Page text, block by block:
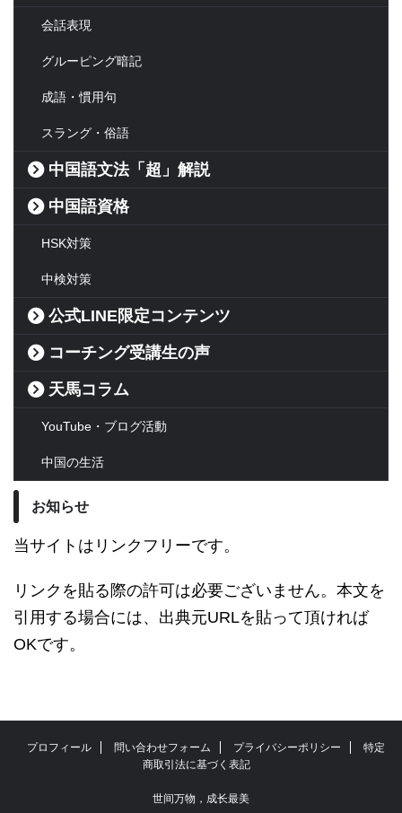
会話表現
グルーピング暗記
成語・慣用句
スラング・俗語
中国語文法「超」解説
中国語資格
HSK対策
中検対策
公式LINE限定コンテンツ
コーチング受講生の声
天馬コラム
YouTube・ブログ活動
中国の生活
お知らせ
当サイトはリンクフリーです。
リンクを貼る際の許可は必要ございません。本文を
引用する場合には、出典元URLを貼って頂ければ
OKです。
プロフィール 問い合わせフォーム プライバシーポリシー
特定
商取引法に基づく表記
世间万物，成长最美